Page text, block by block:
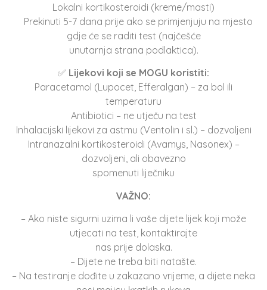
Lokalni kortikosteroidi (kreme/masti)
Prekinuti 5-7 dana prije ako se primjenjuju na mjesto
gdje će se raditi test (najčešće
unutarnja strana podlaktica).
✅ Lijekovi koji se MOGU koristiti:
Paracetamol (Lupocet, Efferalgan) – za bol ili
temperaturu
Antibiotici – ne utječu na test
Inhalacijski lijekovi za astmu (Ventolin i sl.) – dozvoljeni
Intranazalni kortikosteroidi (Avamys, Nasonex) –
dozvoljeni, ali obavezno
spomenuti liječniku
VAŽNO:
– Ako niste sigurni uzima li vaše dijete lijek koji može
utjecati na test, kontaktirajte
nas prije dolaska.
– Dijete ne treba biti natašte.
– Na testiranje dođite u zakazano vrijeme, a dijete neka